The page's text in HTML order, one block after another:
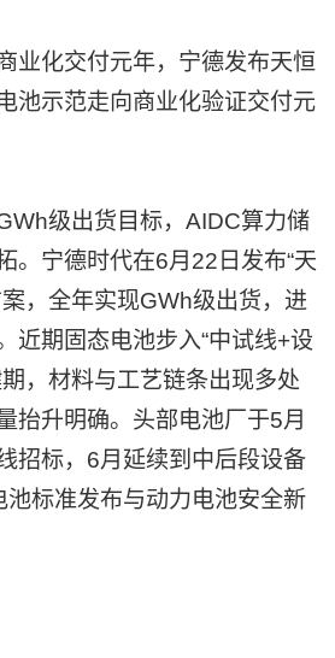
业化交付元年，宁德发布天恒
池示范走向商业化验证交付元
级出货目标，AIDC算力储
。宁德时代在6月22日发布“天
，全年实现GWh级出货，进
近期固态电池步入“中试线+设
，材料与工艺链条出现多处
抬升明确。头部电池厂于5月
招标，6月延续到中后段设备
池标准发布与动力电池安全新